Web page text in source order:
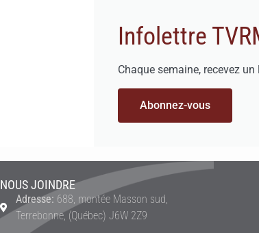
Infolettre
Chaque semaine, recevez
Abonnez-vous
NOUS JOINDRE
Adresse: 688, montée Masson sud,
Terrebonne, (Québec) J6W 2Z9